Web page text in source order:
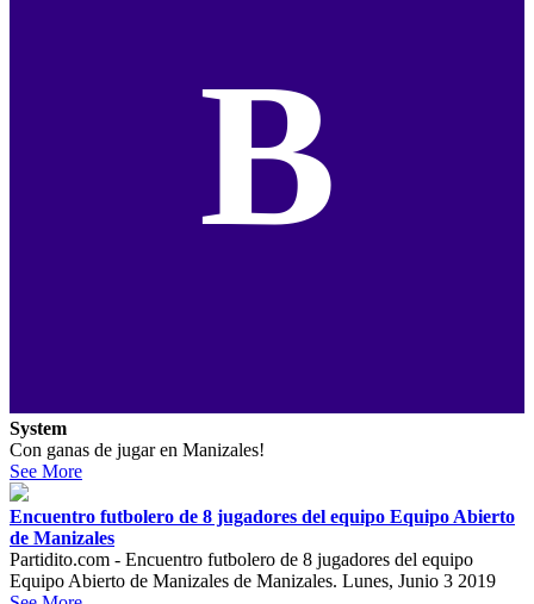
B
System
Con ganas de jugar en Manizales!
See More
Encuentro futbolero de 8 jugadores del equipo Equipo Abierto
de Manizales
Partidito.com - Encuentro futbolero de 8 jugadores del equipo
Equipo Abierto de Manizales de Manizales. Lunes, Junio 3 2019